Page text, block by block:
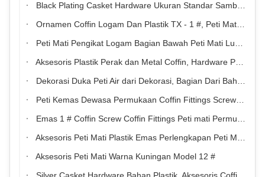
Black Plating Casket Hardware Ukuran Standar Sambungan Tali Garam TX - A33 Material Besi
Ornamen Coffin Logam Dan Plastik TX - 1 #, Peti Mati Pemasok Hardware
Peti Mati Pengikat Logam Bagian Bawah Peti Mati Lukisan Perak
Aksesoris Plastik Perak dan Metal Coffin, Hardware Peternak Hardware Screw For peti mati
Dekorasi Duka Peti Air dari Dekorasi, Bagian Dari Bahan Coffin PP dan Besi
Peti Kemas Dewasa Permukaan Coffin Fittings Screw 1 # Warna Silver Gaya Afrika
Emas 1 # Coffin Screw Coffin Fittings Peti mati Permukaan Dekorasi Untuk Kemasan Casket
Aksesoris Peti Mati Plastik Emas Perlengkapan Peti Mati Gaya Amerika
Aksesoris Peti Mati Warna Kuningan Model 12 #